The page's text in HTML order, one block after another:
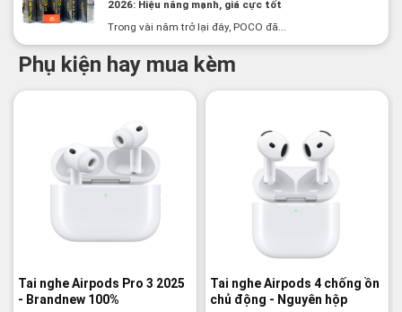
2026: Hiệu năng mạnh, giá cực tốt
Trong vài năm trở lại đây, POCO đã...
Phụ kiện hay mua kèm
Tai nghe Airpods Pro 3 2025
- Brandnew 100%
Tai nghe Airpods 4 chống ồn
chủ động - Nguyên hộp